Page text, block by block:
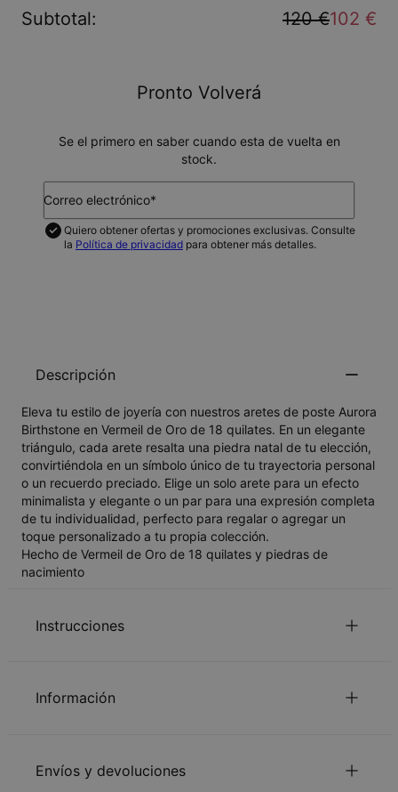
Subtotal: 120 €102 €
Pronto Volverá
Se el primero en saber cuando esta de vuelta en
stock.
Correo electrónico*
Quiero obtener ofertas y promociones exclusivas. Consulte
la Política de privacidad para obtener más detalles.
Descripción
Eleva tu estilo de joyería con nuestros aretes de poste Aurora
Birthstone en Vermeil de Oro de 18 quilates. En un elegante
triángulo, cada arete resalta una piedra natal de tu elección,
convirtiéndola en un símbolo único de tu trayectoria personal
o un recuerdo preciado. Elige un solo arete para un efecto
minimalista y elegante o un par para una expresión completa
de tu individualidad, perfecto para regalar o agregar un
toque personalizado a tu propia colección.
Hecho de Vermeil de Oro de 18 quilates y piedras de
nacimiento
Instrucciones
Por favor, siéntase libre de contactarnos por
con
Información
Tipo de
Incrustaciones de piedras de nacimiento de
Envíos y devoluciones